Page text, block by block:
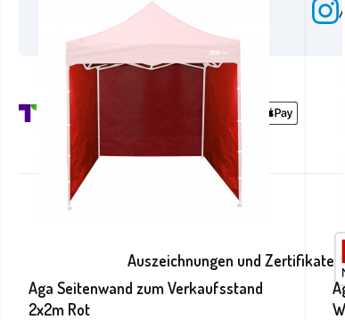
Aga Seitenwand zum Verkaufsstand
2x2m Rot
/aga24.cz auf Facebook
Auszeichnungen und Zertifikate